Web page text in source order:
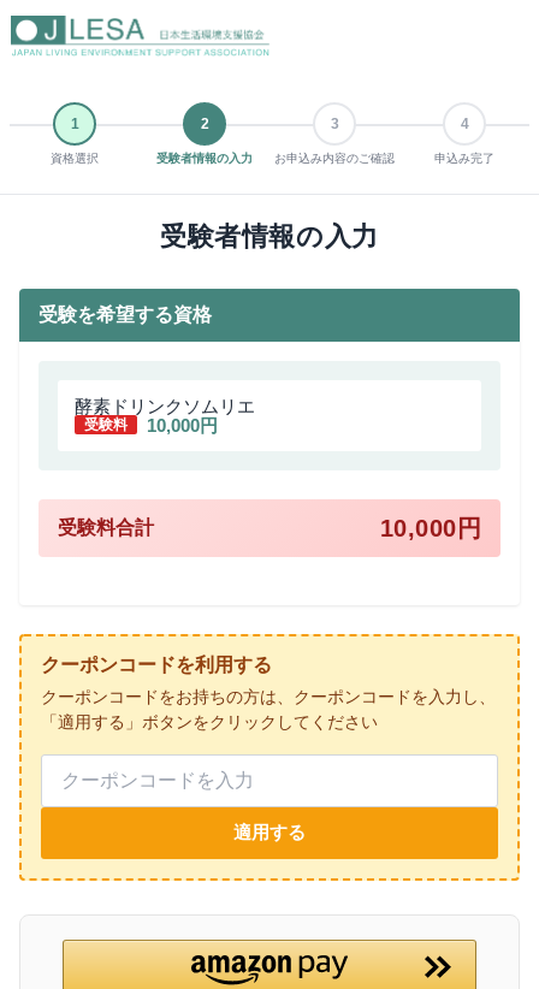
1
資格選択
2
受験者情報の入力
3
お申込み内容のご確認
4
申込み完了
受験者情報の入力
受験を希望する資格
酵素ドリンクソムリエ
10,000円
受験料合計 10,000円
クーポンコードを利用する
クーポンコードをお持ちの方は、クーポンコードを入力し、
「適用する」ボタンをクリックしてください
適用する